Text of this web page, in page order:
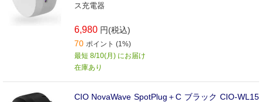
ス充電器
6,980 円(税込)
70 ポイント (1%)
最短 8/10(月) にお届け
在庫あり
CIO NovaWave SpotPlug＋C ブラック CIO-WL15